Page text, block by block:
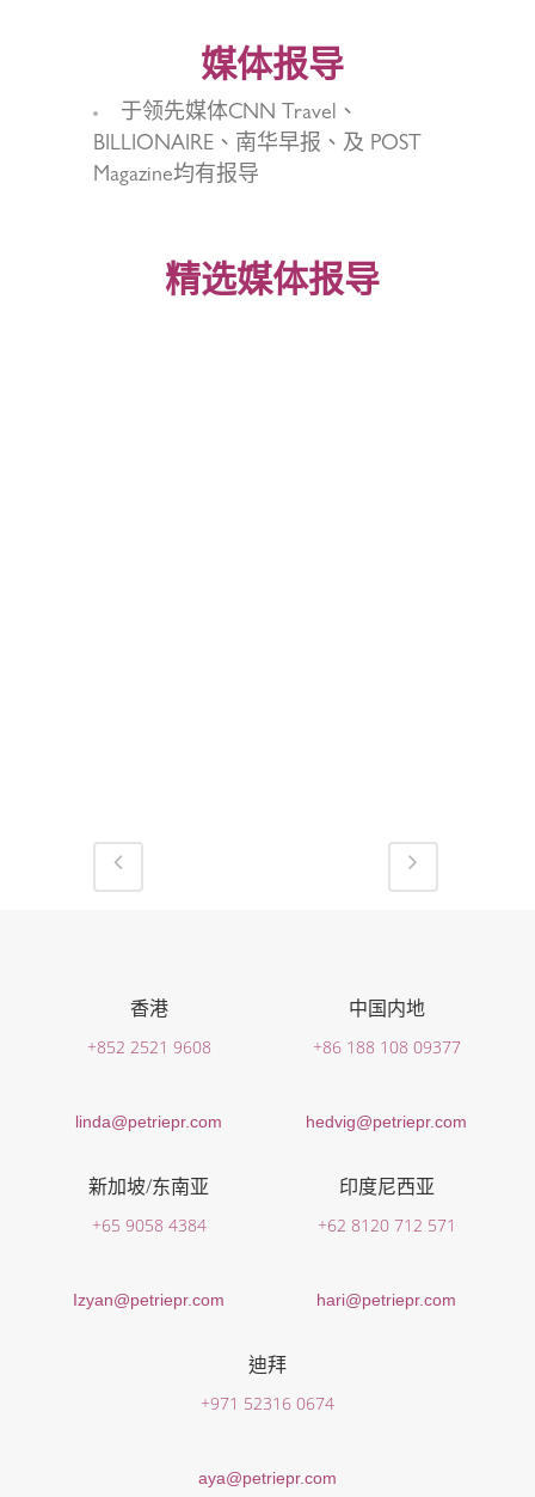
媒体报导
于领先媒体CNN Travel、
BILLIONAIRE、南华早报、及 POST
Magazine均有报导
精选媒体报导
香港
+852 2521 9608
linda@petriepr.com
中国内地
+86 188 108 09377
hedvig@petriepr.com
新加坡/东南亚
+65 9058 4384
Izyan@petriepr.com
印度尼西亚
+62 8120 712 571
hari@petriepr.com
迪拜
+971 52316 0674
aya@petriepr.com